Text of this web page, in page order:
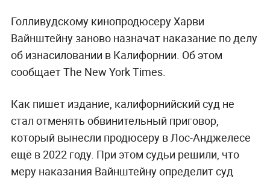
Голливудскому кинопродюсеру Харви
Вайнштейну заново назначат наказание по делу
об изнасиловании в Калифорнии. Об этом
сообщает The New York Times.
Как пишет издание, калифорнийский суд не
стал отменять обвинительный приговор,
который вынесли продюсеру в Лос-Анджелесе
ещё в 2022 году. При этом судьи решили, что
меру наказания Вайнштейну определит суд